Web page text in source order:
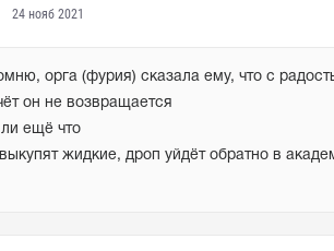
24 нояб 2021
орга (фурия) сказала ему, что с
он не возвращается
ли ещё что
жидкие, дроп уйдёт обратно в